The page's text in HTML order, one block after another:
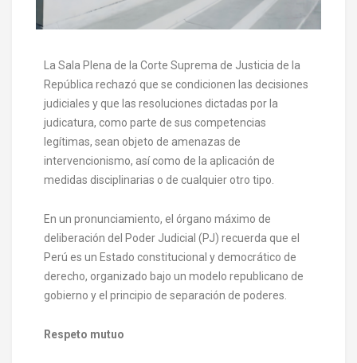
La Sala Plena de la Corte Suprema de Justicia de la
República rechazó que se condicionen las decisiones
judiciales y que las resoluciones dictadas por la
judicatura, como parte de sus competencias
legítimas, sean objeto de amenazas de
intervencionismo, así como de la aplicación de
medidas disciplinarias o de cualquier otro tipo.
En un pronunciamiento, el órgano máximo de
deliberación del Poder Judicial (PJ) recuerda que el
Perú es un Estado constitucional y democrático de
derecho, organizado bajo un modelo republicano de
gobierno y el principio de separación de poderes.
Respeto mutuo